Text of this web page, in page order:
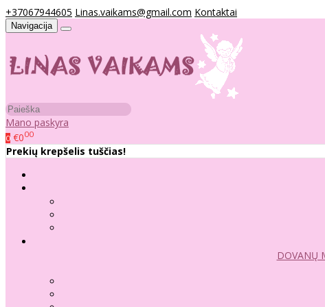
+37067944605 Linas.vaikams@gmail.com Kontaktai
Navigacija
Mano paskyra
0 €000
Prekių krepšelis tuščias!
DOVANŲ